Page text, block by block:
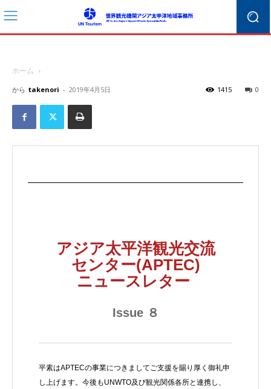
ホーム
から takenori - 2019年4月5日 0
1415